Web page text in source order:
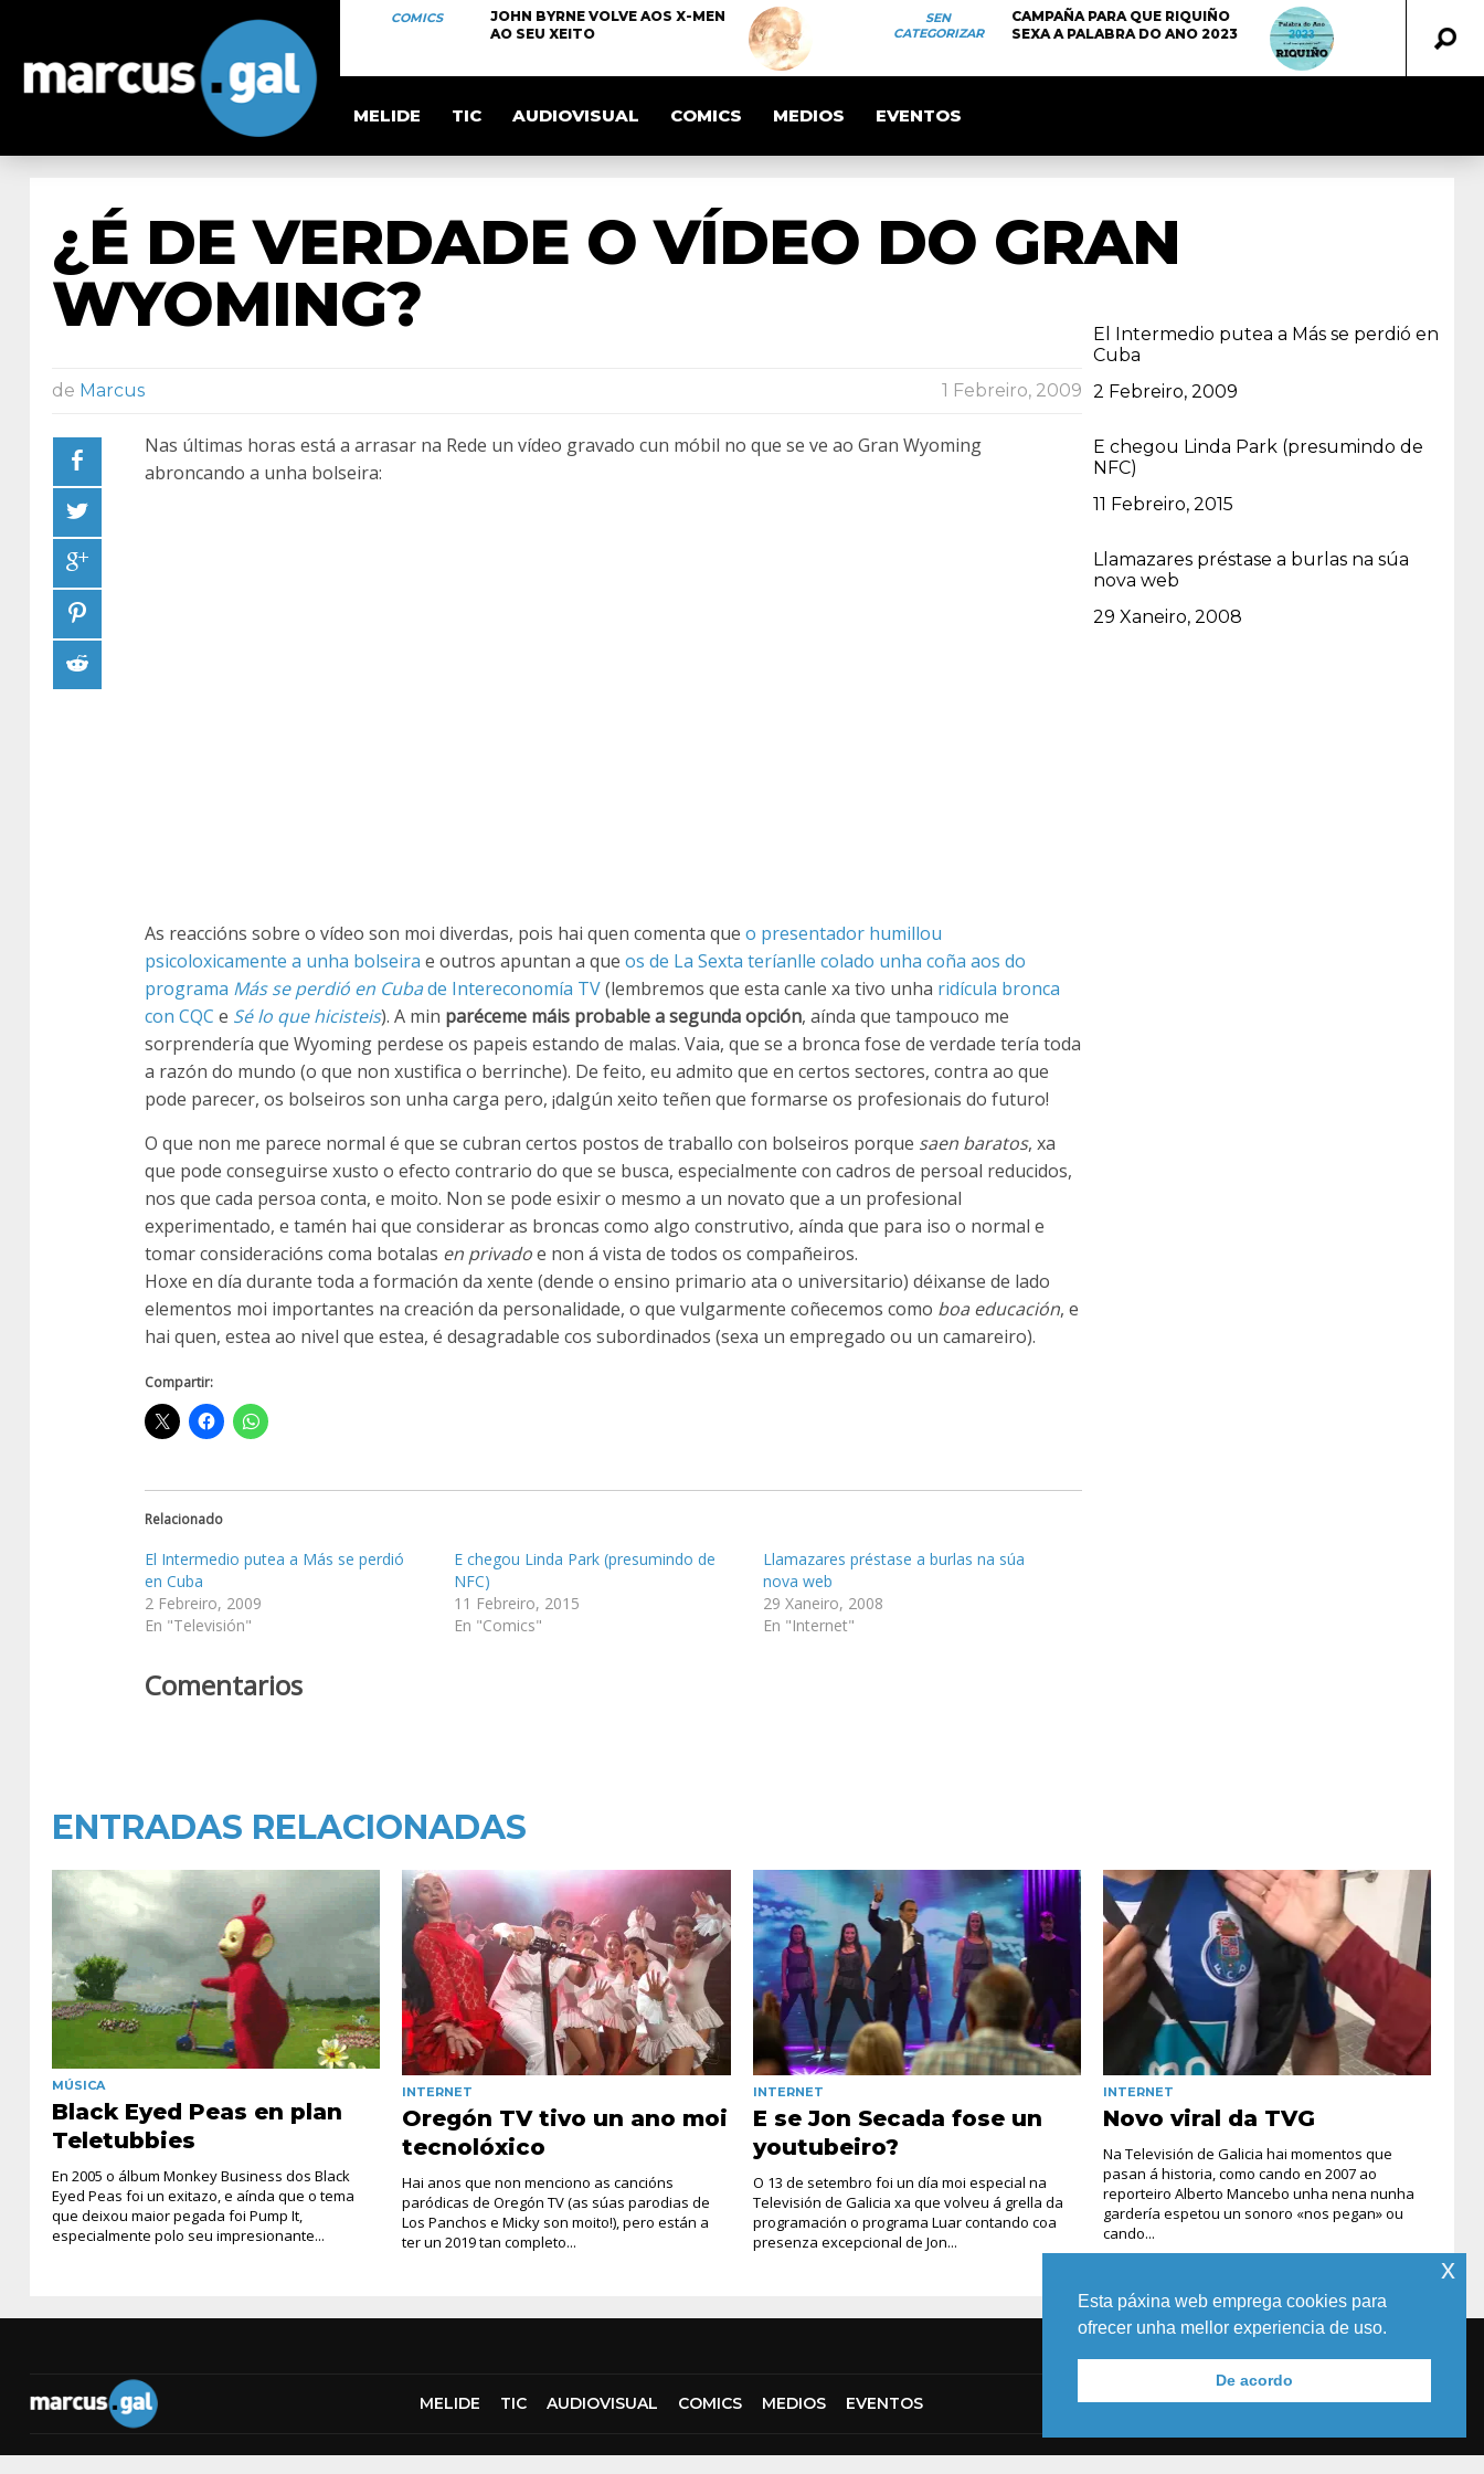
COMICS
JOHN BYRNE VOLVE AOS X-MEN
AO SEU XEITO
SEN
CATEGORIZAR
CAMPAÑA PARA QUE RIQUIÑO
SEXA A PALABRA DO ANO 2023
MELIDE TIC AUDIOVISUAL COMICS MEDIOS EVENTOS
¿É DE VERDADE O VÍDEO DO GRAN
WYOMING?
de Marcus 1 Febreiro, 2009
Nas últimas horas está a arrasar na Rede un vídeo gravado cun móbil no que se ve ao Gran Wyoming
abroncando a unha bolseira:
As reaccións sobre o vídeo son moi diverdas, pois hai quen comenta que o presentador humillou
psicoloxicamente a unha bolseira e outros apuntan a que os de La Sexta teríanlle colado unha coña aos do
programa Más se perdió en Cubade Intereconomía TV(lembremos que esta canle xa tivo unha ridícula bronca
con CQC e Sé lo que hicisteis). A min paréceme máis probable a segunda opción, aínda que tampouco me
sorprendería que Wyoming perdese os papeis estando de malas. Vaia, que se a bronca fose de verdade tería toda
a razón do mundo (o que non xustifica o berrinche). De feito, eu admito que en certos sectores, contra ao que
pode parecer, os bolseiros son unha carga pero, ¡dalgún xeito teñen que formarse os profesionais do futuro!
O que non me parece normal é que se cubran certos postos de traballo con bolseiros porque saen baratos, xa
que pode conseguirse xusto o efecto contrario do que se busca, especialmente con cadros de persoal reducidos,
nos que cada persoa conta, e moito. Non se pode esixir o mesmo a un novato que a un profesional
experimentado, e tamén hai que considerar as broncas como algo construtivo, aínda que para iso o normal e
tomar consideracións coma botalas en privadoe non á vista de todos os compañeiros.
Hoxe en día durante toda a formación da xente (dende o ensino primario ata o universitario) déixanse de lado
elementos moi importantes na creación da personalidade, o que vulgarmente coñecemos como boa educación, e
hai quen, estea ao nivel que estea, é desagradable cos subordinados (sexa un empregado ou un camareiro).
Compartir:
Relacionado
El Intermedio putea a Más se perdió
en Cuba
2 Febreiro, 2009
En "Televisión"
E chegou Linda Park (presumindo de
NFC)
11 Febreiro, 2015
En "Comics"
Llamazares préstase a burlas na súa
nova web
29 Xaneiro, 2008
En "Internet"
Comentarios
El Intermedio putea a Más se perdió en
Cuba
Data
2 Febreiro, 2009
E chegou Linda Park (presumindo de
NFC)
Data
11 Febreiro, 2015
Llamazares préstase a burlas na súa
nova web
Data
29 Xaneiro, 2008
ENTRADAS RELACIONADAS
MÚSICA
Black Eyed Peas en plan
Teletubbies
En 2005 o álbum Monkey Business dos Black
Eyed Peas foi un exitazo, e aínda que o tema
que deixou maior pegada foi Pump It,
especialmente polo seu impresionante...
INTERNET
Oregón TV tivo un ano moi
tecnolóxico
Hai anos que non menciono as cancións
paródicas de Oregón TV (as súas parodias de
Los Panchos e Micky son moito!), pero están a
ter un 2019 tan completo...
INTERNET
E se Jon Secada fose un
youtubeiro?
O 13 de setembro foi un día moi especial na
Televisión de Galicia xa que volveu á grella da
programación o programa Luar contando coa
presenza excepcional de Jon...
INTERNET
Novo viral da TVG
Na Televisión de Galicia hai momentos que
pasan á historia, como cando en 2007 ao
reporteiro Alberto Mancebo unha nena nunha
gardería espetou un sonoro «nos pegan» ou
cando...
MELIDE TIC AUDIOVISUAL COMICS MEDIOS EVENTOS
Esta páxina web emprega cookies para
ofrecer unha mellor experiencia de uso.
De acordo
x